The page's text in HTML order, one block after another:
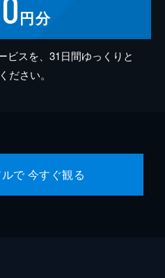
円分
ビスを、31日間ゆっくりと
ださい。
で 今すぐ観る